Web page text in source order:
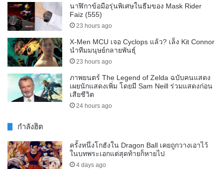
นาฬิกาข้อมือรุ่นพิเศษในธีมของ Mask Rider
Faiz (555)
23 hours ago
X-Men MCU เจอ Cyclops แล้ว? เล็ง Kit Connor
นำทีมมนุษย์กลายพันธุ์
23 hours ago
ภาพยนตร์ The Legend of Zelda ฉบับคนแสดง
เผยนักแสดงเพิ่ม โดยมี Sam Neill ร่วมแสดงก่อน
เสียชีวิต
24 hours ago
กำลังฮิต
ครั้งหนึ่งโกฮังใน Dragon Ball เคยถูกวางเอาไว้
ในบทพระเอกแต่สุดท้ายก็หายไป
4 days ago